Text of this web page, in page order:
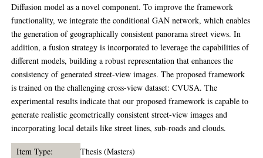
Diffusion model as a novel component. To improve the framework
functionality, we integrate the conditional GAN network, which enables
the generation of geographically consistent panorama street views. In
addition, a fusion strategy is incorporated to leverage the capabilities of
different models, building a robust representation that enhances the
consistency of generated street-view images. The proposed framework
is trained on the challenging cross-view dataset: CVUSA. The
experimental results indicate that our proposed framework is capable to
generate realistic geometrically consistent street-view images and
incorporating local details like street lines, sub-roads and clouds.
Item Type:
Thesis (Masters)